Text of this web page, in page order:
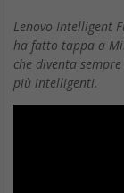
Lenovo Intelligent
ha fatto tappa a
che diventa
più intelligenti.